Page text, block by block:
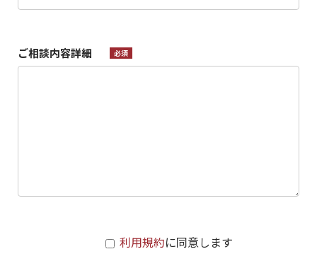
ご相談内容詳細 必須
利用規約に同意します